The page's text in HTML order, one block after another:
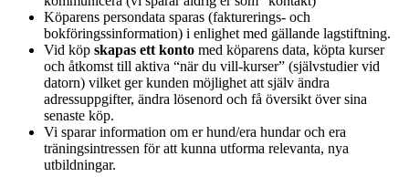
Köparens persondata sparas (fakturerings- och
bokföringssinformation) i enlighet med gällande lagstiftning.
Vid köp skapas ett konto med köparens data, köpta kurser
och åtkomst till aktiva “när du vill-kurser” (självstudier vid
datorn) vilket ger kunden möjlighet att själv ändra
adressuppgifter, ändra lösenord och få översikt över sina
senaste köp.
Vi sparar information om er hund/era hundar och era
träningsintressen för att kunna utforma relevanta, nya
utbildningar.